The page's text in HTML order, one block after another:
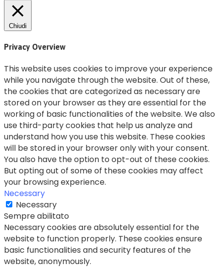
Chiudi
Privacy Overview
This website uses cookies to improve your experience
while you navigate through the website. Out of these,
the cookies that are categorized as necessary are
stored on your browser as they are essential for the
working of basic functionalities of the website. We also
use third-party cookies that help us analyze and
understand how you use this website. These cookies
will be stored in your browser only with your consent.
You also have the option to opt-out of these cookies.
But opting out of some of these cookies may affect
your browsing experience.
Necessary
Necessary
Sempre abilitato
Necessary cookies are absolutely essential for the
website to function properly. These cookies ensure
basic functionalities and security features of the
website, anonymously.